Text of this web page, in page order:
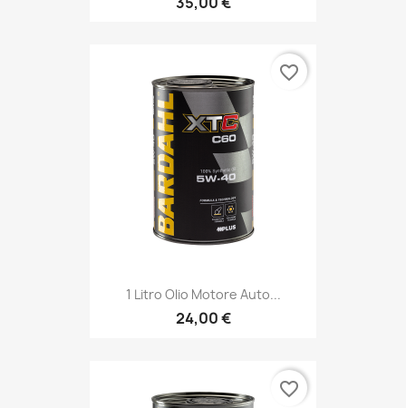
1 Litro Olio Motore Auto...
24,00 €
favorite_border
favorite_border